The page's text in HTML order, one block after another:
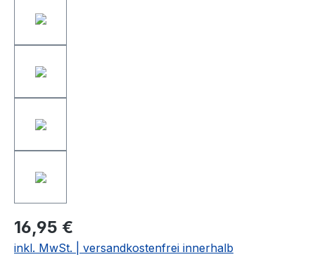
16,95 €
inkl. MwSt. | versandkostenfrei innerhalb